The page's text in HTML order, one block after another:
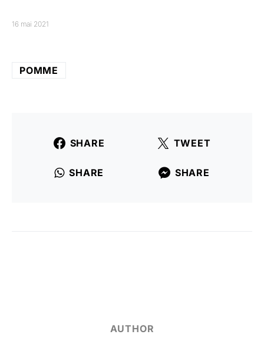
16 mai 2021
POMME
SHARE TWEET
SHARE SHARE
AUTHOR